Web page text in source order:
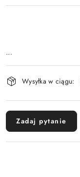
...
Dostępność
i
dostawa
Wysyłka w ciągu:
Zadaj pytanie